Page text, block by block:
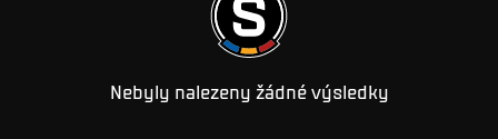
Nebyly nalezeny žádné výsledky